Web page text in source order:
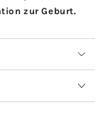
zur Geburt.